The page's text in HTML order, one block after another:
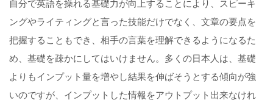
自分で英語を操れる基礎力が向上することにより、スピーキ
ングやライティングと言った技能だけでなく、文章の要点を
把握することもでき、相手の言葉を理解できるようになるた
め、基礎を疎かにしてはいけません。多くの日本人は、基礎
よりもインプット量を増やし結果を伸ばそうとする傾向が強
いのですが、インプットした情報をアウトプット出来なけれ